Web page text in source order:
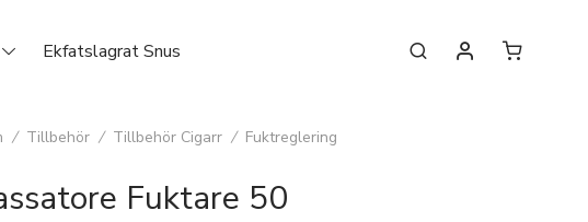
Ekfatslagrat Snus
/ Tillbehör / Tillbehör Cigarr / Fuktreglering
Fuktare 50